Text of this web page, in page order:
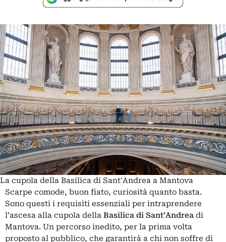
La cupola della Basilica di Sant'Andrea a Mantova
Scarpe comode, buon fiato, curiosità quanto basta.
Sono questi i requisiti essenziali per intraprendere
l’ascesa alla cupola della Basilica di Sant’Andrea di
Mantova. Un percorso inedito, per la prima volta
proposto al pubblico, che garantirà a chi non soffre di